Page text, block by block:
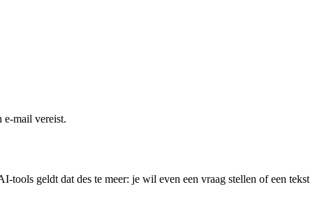
e-mail vereist.
geldt dat des te meer: je wil even een vraag stellen of een tekst